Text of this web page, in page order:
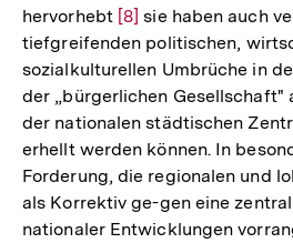
hervorhebt Zur
Auflösung
der
Fußnote
[8] sie haben auch
tiefgreifenden politischen,
sozialkulturellen Umbrüche in
der „bürgerlichen Gesellschaft"
der nationalen städtischen
erhellt werden können. In
Forderung, die regionalen und
als Korrektiv ge-gen eine
nationaler Entwicklungen